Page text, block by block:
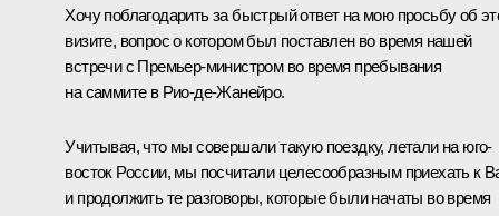
Хочу поблагодарить за быстрый ответ на мою просьбу об
визите, вопрос о котором был поставлен во время нашей
встречи с Премьер-министром во время пребывания
на саммите в Рио‑де-Жанейро.
Учитывая, что мы совершали такую поездку, летали на юго-
восток России, мы посчитали целесообразным приехать к
и продолжить те разговоры, которые были начаты во время